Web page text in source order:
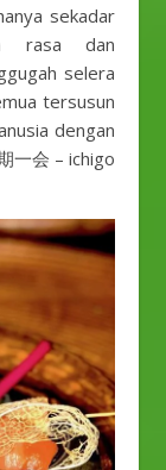
sekadar
rasa dan
selera
tersusun
dengan
一会 – ichigo